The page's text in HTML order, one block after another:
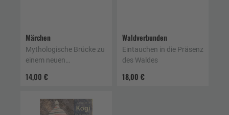
Märchen
14,00 €
Mythologische Brücke zu
einem neuen
Waldverbunden
18,00 €
Eintauchen in die Präsenz
des Waldes